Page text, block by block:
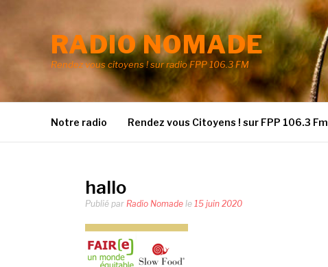
RADIO NOMADE
Rendez vous citoyens ! sur radio FPP 106.3 FM
Notre radio Rendez vous Citoyens ! sur FPP 106.3 Fm
hallo
Publié par Radio Nomadele 15 juin 2020